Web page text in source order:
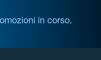
in corso.